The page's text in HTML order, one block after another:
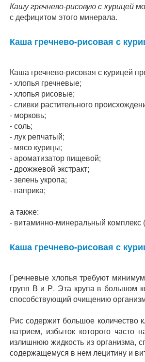
Кашу гречнево-рисовую с курицей
с дефицитом этого минерала.
Каша гречнево-рисовая с
Каша гречнево-рисовая с курицей
- хлопья гречневые;
- хлопья рисовые;
- сливки растительного
- морковь;
- соль;
- лук репчатый;
- мясо курицы;
- ароматизатор пищевой;
- дрожжевой экстракт;
- зелень укропа;
- паприка;
а также:
- витаминно-минеральный
Каша гречнево-рисовая с
Гречневые хлопья требуют
групп В и Р. Эта крупа в большом
способствующий очищению
Рис содержит большое количество
натрием, избыток которого
излишнюю жидкость из организма,
содержащемуся в нем лецитину и